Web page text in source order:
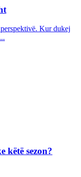
Kur dukej
këtë sezon?